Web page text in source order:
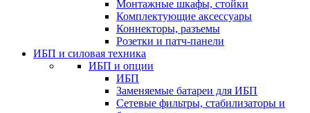
Монтажные шкафы, стойки
Комплектующие аксессуары
Коннекторы, разъемы
Розетки и патч-панели
ИБП и силовая техника
ИБП и опции
ИБП
Заменяемые батареи для ИБП
Сетевые фильтры, стабилизаторы и